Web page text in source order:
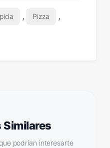
, Pizza ,
Similares
podrían interesarte